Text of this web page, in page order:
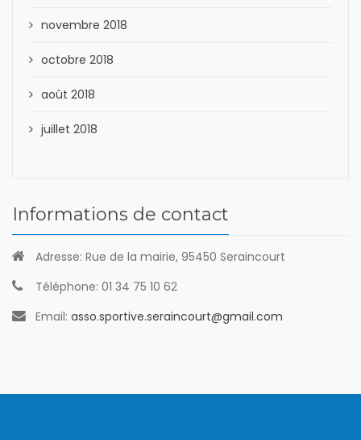
novembre 2018
octobre 2018
août 2018
juillet 2018
Informations de contact
Adresse: Rue de la mairie, 95450 Seraincourt
Téléphone: 01 34 75 10 62
Email: asso.sportive.seraincourt@gmail.com